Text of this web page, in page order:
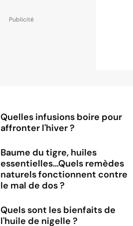
Quelles infusions boire pour
affronter l'hiver ?
Baume du tigre, huiles
essentielles...Quels remèdes
naturels fonctionnent contre
le mal de dos ?
Quels sont les bienfaits de
l'huile de nigelle ?